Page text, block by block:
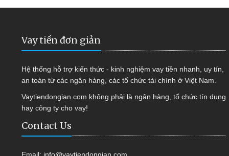
Vay tiền đơn giản
Hệ thống hỗ trợ kiến thức - kinh nghiệm vay tiền nhanh, uy tín,
an toàn từ các ngân hàng, các tổ chức tài chính ở Việt Nam.
Vaytiendongian.com không phải là ngân hàng, tổ chức tín dụng
hay công ty cho vay!
Contact Us